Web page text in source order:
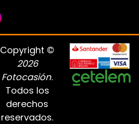
Copyright ©
2026
Fotocasión.
Todos los
derechos
reservados.